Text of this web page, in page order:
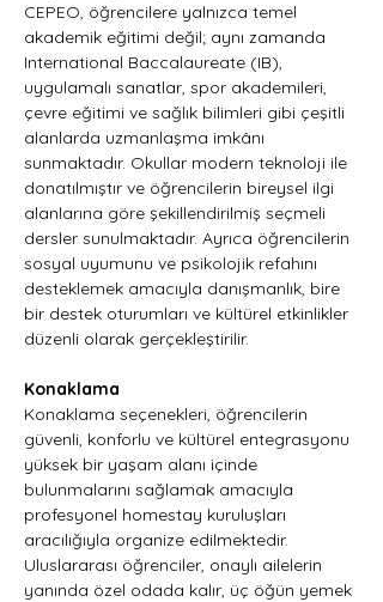
CEPEO, öğrencilere yalnızca temel
akademik eğitimi değil; aynı zamanda
International Baccalaureate (IB),
uygulamalı sanatlar, spor akademileri,
çevre eğitimi ve sağlık bilimleri gibi çeşitli
alanlarda uzmanlaşma imkânı
sunmaktadır. Okullar modern teknoloji ile
donatılmıştır ve öğrencilerin bireysel ilgi
alanlarına göre şekillendirilmiş seçmeli
dersler sunulmaktadır. Ayrıca öğrencilerin
sosyal uyumunu ve psikolojik refahını
desteklemek amacıyla danışmanlık, bire
bir destek oturumları ve kültürel etkinlikler
düzenli olarak gerçekleştirilir.
Konaklama
Konaklama seçenekleri, öğrencilerin
güvenli, konforlu ve kültürel entegrasyonu
yüksek bir yaşam alanı içinde
bulunmalarını sağlamak amacıyla
profesyonel homestay kuruluşları
aracılığıyla organize edilmektedir.
Uluslararası öğrenciler, onaylı ailelerin
yanında özel odada kalır, üç öğün yemek